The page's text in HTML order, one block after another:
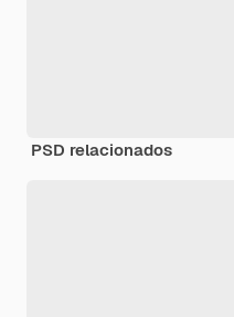
PSD relacionados